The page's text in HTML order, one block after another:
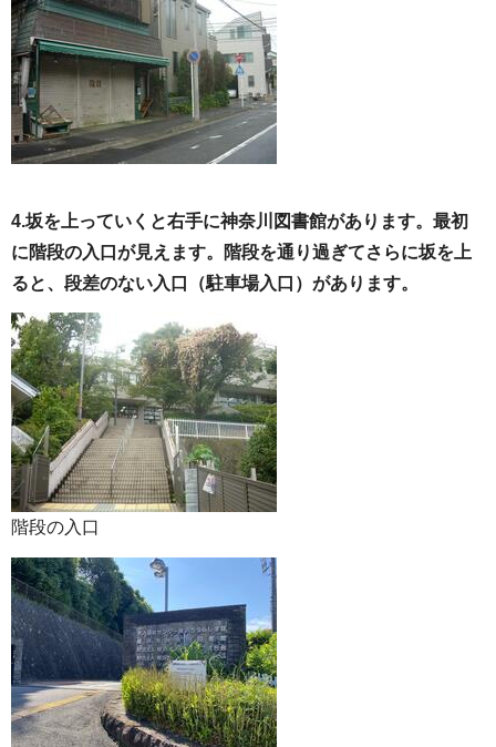
4.坂を上っていくと右手に神奈川図書館があります。最初
に階段の入口が見えます。階段を通り過ぎてさらに坂を上
ると、段差のない入口（駐車場入口）があります。
階段の入口